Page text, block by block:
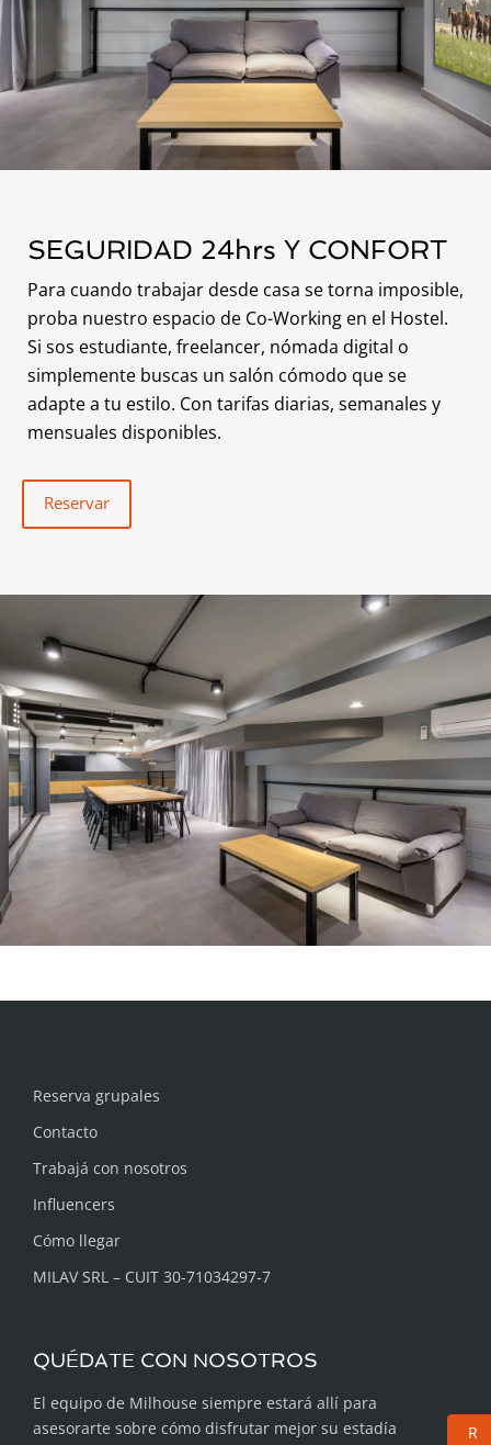
SEGURIDAD 24hrs Y CONFORT
Para cuando trabajar desde casa se torna imposible,
proba nuestro espacio de Co-Working en el Hostel.
Si sos estudiante, freelancer, nómada digital o
simplemente buscas un salón cómodo que se
adapte a tu estilo. Con tarifas diarias, semanales y
mensuales disponibles.
Reservar
Reserva grupales
Contacto
Trabajá con nosotros
Influencers
Cómo llegar
MILAV SRL – CUIT 30-71034297-7
QUÉDATE CON NOSOTROS
El equipo de Milhouse siempre estará allí para
asesorarte sobre cómo disfrutar mejor su estadía